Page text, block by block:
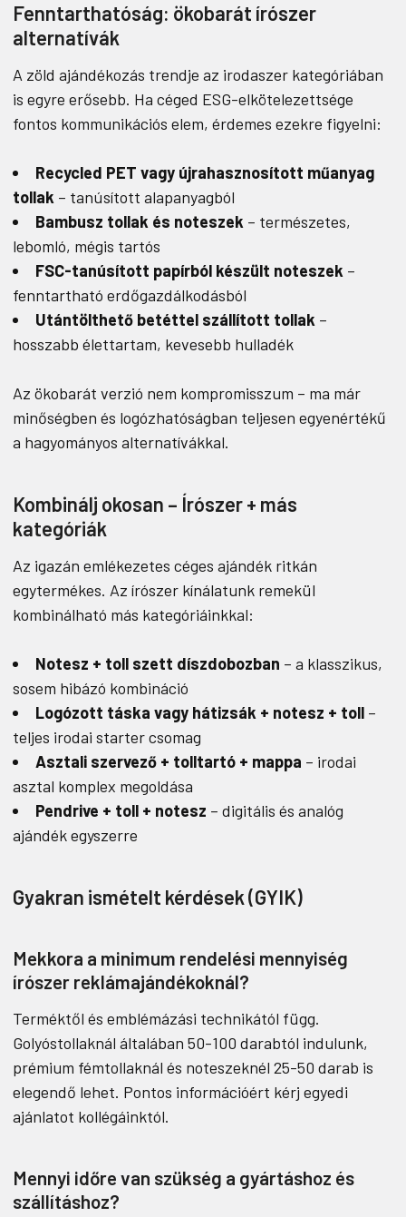
Fenntarthatóság: ökobarát írószer
alternatívák
A zöld ajándékozás trendje az irodaszer kategóriában
is egyre erősebb. Ha céged ESG-elkötelezettsége
fontos kommunikációs elem, érdemes ezekre figyelni:
Recycled PET vagy újrahasznosított műanyag
tollak – tanúsított alapanyagból
Bambusz tollak és noteszek – természetes,
lebomló, mégis tartós
FSC-tanúsított papírból készült noteszek –
fenntartható erdőgazdálkodásból
Utántölthető betéttel szállított tollak –
hosszabb élettartam, kevesebb hulladék
Az ökobarát verzió nem kompromisszum – ma már
minőségben és logózhatóságban teljesen egyenértékű
a hagyományos alternatívákkal.
Kombinálj okosan – Írószer + más
kategóriák
Az igazán emlékezetes céges ajándék ritkán
egytermékes. Az írószer kínálatunk remekül
kombinálható más kategóriáinkkal:
Notesz + toll szett díszdobozban – a klasszikus,
sosem hibázó kombináció
Logózott táska vagy hátizsák + notesz + toll–
teljes irodai starter csomag
Asztali szervező + tolltartó + mappa – irodai
asztal komplex megoldása
Pendrive + toll + notesz – digitális és analóg
ajándék egyszerre
Gyakran ismételt kérdések (GYIK)
Mekkora a minimum rendelési mennyiség
írószer reklámajándékoknál?
Terméktől és emblémázási technikától függ.
Golyóstollaknál általában 50-100 darabtól indulunk,
prémium fémtollaknál és noteszeknél 25-50 darab is
elegendő lehet. Pontos információért kérj egyedi
ajánlatot kollégáinktól.
Mennyi időre van szükség a gyártáshoz és
szállításhoz?